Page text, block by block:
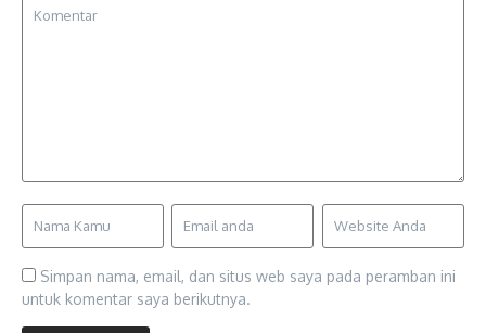
Simpan nama, email, dan situs web saya pada peramban ini
untuk komentar saya berikutnya.